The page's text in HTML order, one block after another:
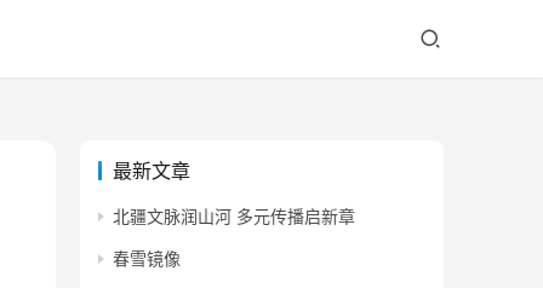
最新文章
北疆文脉润山河 多元传播启新章
春雪镜像